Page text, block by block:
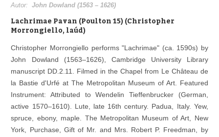
Biblioteca
Área personal Reproductor
Autor:John Dowland (1563 – 1626)
Lachrimae Pavan (Poulton 15) (Christopher
Morrongiello, laúd)
Christopher Morrongiello performs "Lachrimae" (ca. 1590s) by
John Dowland (1563–1626), Cambridge University Library
manuscript DD.2.11. Filmed in the Chapel from Le Château de
la Bastie d'Urfé at The Metropolitan Museum of Art. Featured
Instrument: Attributed to Wendelin Tieffenbrucker (German,
active 1570–1610). Lute, late 16th century. Padua, Italy. Yew,
spruce, ebony, maple. The Metropolitan Museum of Art, New
York, Purchase, Gift of Mr. and Mrs. Robert P. Freedman, by